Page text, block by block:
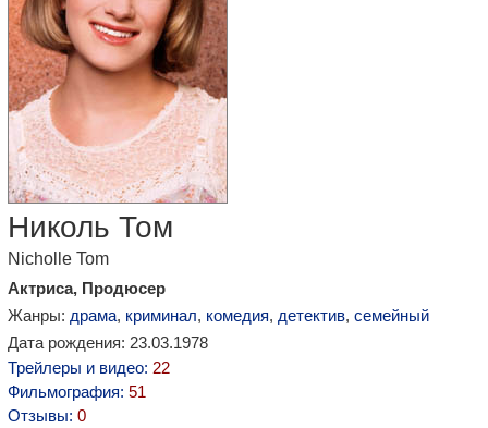
Николь Том
Nicholle Tom
Актриса, Продюсер
Жанры: драма, криминал, комедия, детектив, семейный
Дата рождения: 23.03.1978
Трейлеры и видео: 22
Фильмография: 51
Отзывы: 0